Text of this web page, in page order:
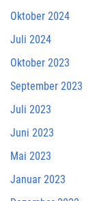
Oktober 2024
Juli 2024
Oktober 2023
September 2023
Juli 2023
Juni 2023
Mai 2023
Januar 2023